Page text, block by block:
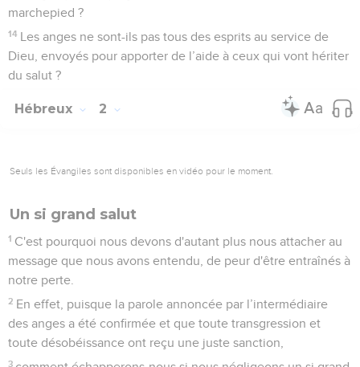
marchepied ?
14 Les anges ne sont-ils pas tous des esprits au service de
Dieu, envoyés pour apporter de l’aide à ceux qui vont hériter
du salut ?
Hébreux 2
Seuls les Évangiles sont disponibles en vidéo pour le moment.
Un si grand salut
1 C'est pourquoi nous devons d'autant plus nous attacher au
message que nous avons entendu, de peur d'être entraînés à
notre perte.
2 En effet, puisque la parole annoncée par l’intermédiaire
des anges a été confirmée et que toute transgression et
toute désobéissance ont reçu une juste sanction,
3